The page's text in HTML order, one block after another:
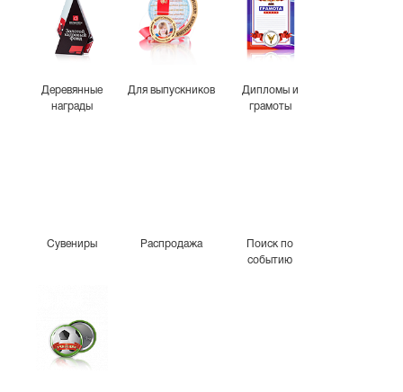
Деревянные
награды
Для выпускников
Дипломы и
грамоты
Сувениры Распродажа
Поиск по
событию